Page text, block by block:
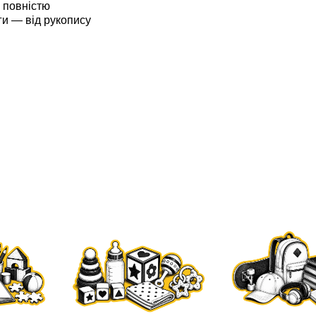
— від рукопису